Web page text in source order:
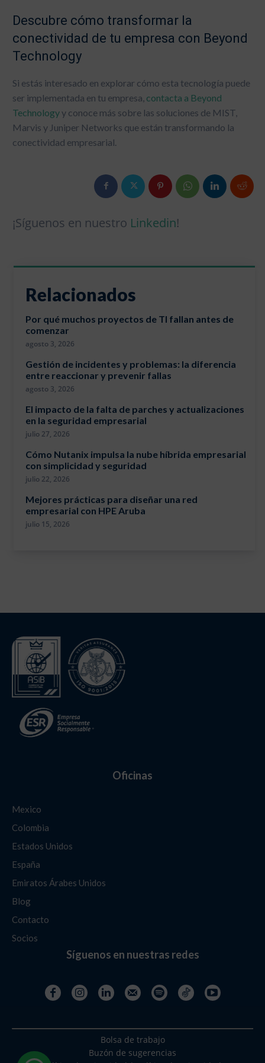
Plan de Respuesta a Incidentes y Simulacros (Tabletop)
Socios
Descubre cómo transformar la
conectividad de tu empresa con Beyond
Technology
Si estás interesado en explorar cómo esta tecnología puede
ser implementada en tu empresa, contacta a Beyond
Technologyy conoce más sobre las soluciones de MIST,
Marvis y Juniper Networks que están transformando la
conectividad empresarial.
¡Síguenos en nuestro Linkedin!
Relacionados
Por qué muchos proyectos de TI fallan antes de
comenzar
agosto 3, 2026
Gestión de incidentes y problemas: la diferencia
entre reaccionar y prevenir fallas
agosto 3, 2026
El impacto de la falta de parches y actualizaciones
en la seguridad empresarial
julio 27, 2026
Cómo Nutanix impulsa la nube híbrida empresarial
con simplicidad y seguridad
julio 22, 2026
Mejores prácticas para diseñar una red
empresarial con HPE Aruba
julio 15, 2026
Oficinas
Mexico
Colombia
Estados Unidos
España
Emiratos Árabes Unidos
Blog
Contacto
Socios
Síguenos en nuestras redes
Bolsa de trabajo
Buzón de sugerencias